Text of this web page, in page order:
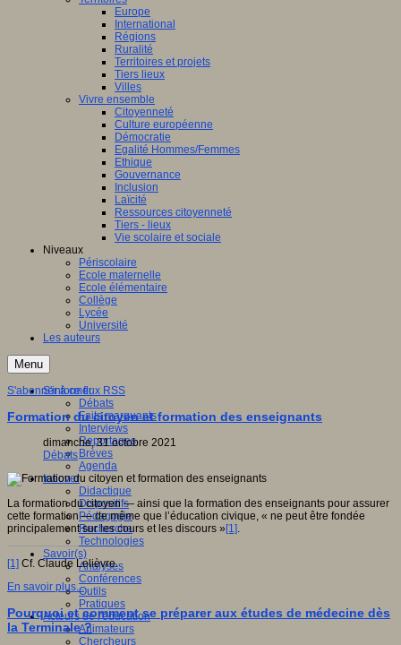
Europe
International
Régions
Ruralité
Territoires et projets
Tiers lieux
Villes
Vivre ensemble
Citoyenneté
Culture européenne
Démocratie
Egalité Hommes/Femmes
Ethique
Gouvernance
Inclusion
Laïcité
Ressources citoyenneté
Tiers - lieux
Vie scolaire et sociale
Niveaux
Périscolaire
Ecole maternelle
Ecole élémentaire
Collège
Lycée
Université
Les auteurs
Menu
S'informer
Débats
Faits marquants
Interviews
Reportages
Brèves
Agenda
Innover
Didactique
Dispositifs
Pédagogie
Recherche
Technologies
Savoir(s)
Analyses
Conférences
Outils
Pratiques
Acteurs de l'éducation
Animateurs
Chercheurs
S'abonner à ce flux RSS
Formation du citoyen et formation des enseignants
dimanche, 31 octobre 2021
Débats
La formation du citoyen — ainsi que la formation des enseignants pour assurer
cette formation — de même que l’éducation civique, « ne peut être fondée
principalement sur les cours et les discours » [1].
[1] Cf. Claude Lelièvre.
En savoir plus...
Pourquoi et comment se préparer aux études de médecine dès
la Terminale ?